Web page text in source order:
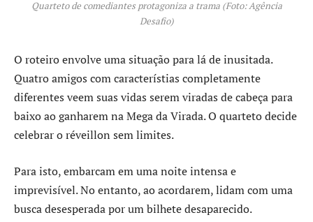
Quarteto de comediantes protagoniza a trama (Foto: Agência
Desafio)
O roteiro envolve uma situação para lá de inusitada.
Quatro amigos com característias completamente
diferentes veem suas vidas serem viradas de cabeça para
baixo ao ganharem na Mega da Virada. O quarteto decide
celebrar o réveillon sem limites.
Para isto, embarcam em uma noite intensa e
imprevisível. No entanto, ao acordarem, lidam com uma
busca desesperada por um bilhete desaparecido.